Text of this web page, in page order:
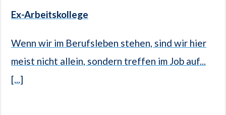
Ex-Arbeitskollege
Wenn wir im Berufsleben stehen, sind wir hier
meist nicht allein, sondern treffen im Job auf...
[...]